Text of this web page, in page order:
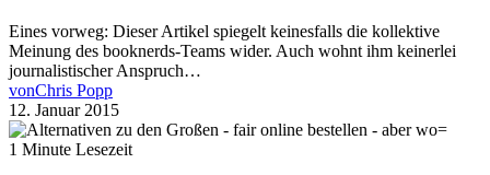
Eines vorweg: Dieser Artikel spiegelt keinesfalls die kollektive
Meinung des booknerds-Teams wider. Auch wohnt ihm keinerlei
journalistischer Anspruch…
vonChris Popp
12. Januar 2015
1 Minute Lesezeit